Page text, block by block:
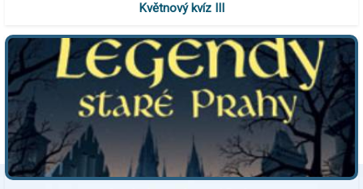
Květnový kvíz III